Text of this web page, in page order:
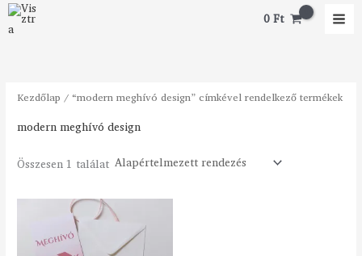
Skip
to
0Ft
MM
Kezdőlap / “modern meghívó design” címkével rendelkező termékek
modern meghívó design
Összesen 1 találat